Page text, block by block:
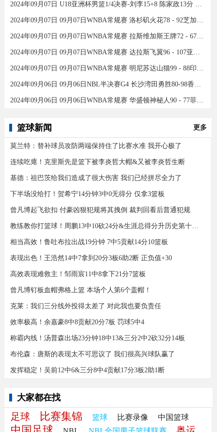
2024年09月07日 U18亚洲杯男篮1/4决赛-刘李15+8 陈家政13分 中国46分大胜印度
2024年09月07日 09月07日WNBA常规赛 洛杉矶火花78 - 92芝加哥天空 全场集锦
2024年09月07日 09月07日WNBA常规赛 拉斯维加斯王牌72 - 67康涅狄格太阳 集锦
2024年09月07日 09月07日WNBA常规赛 达拉斯飞翼96 - 107亚特兰大梦想 全场集锦
2024年09月07日 09月07日WNBA常规赛 明尼苏达山猫99 - 88印第安纳狂热 全场集锦
2024年09月06日 09月06日NBL半决赛G4 长沙湾田勇胜80-98香港金牛 全场集锦
2024年09月06日 09月06日WNBA常规赛 华盛顿神秘人90 - 77菲尼克斯水星 全场集锦
篮球新闻 更多
莫兰特：替补球员攻防两端保持住了比赛水准 我开心极了
连续吃瘪！克里斯先是篮下被李炎哲大帽&又被李炎哲生断
基德：祖巴茨给我们造成了很大伤害 我们已经拼尽全力了
下半场没给打！贺希宁14分钟3中0无得分 仅拿3篮板
曾凡博起飞欲扣 付豪凶狠犯规将其拽倒 裁判回看后普通犯规
教练教你打篮球！周鹏13中10砍24分&生涯总得分升历史第十三！
相当高效！鲁吐布拉出战19分钟 7中5贡献14分10篮板
表现出色！王浩然14中7拿到20分3板6助2断 正负值+30
高效表现难救主！邹雨宸11中8拿下21分7篮板
曾凡博钉板血帽弗格上篮 本场个人第6个盖帽！
克莱：我们三分线外投得太差了 对此我也要负责任
效率极高！余嘉豪8中8贡献20分7板 罚球5中4
称霸内线！汤普森出场23分钟18中13&三分2中2砍32分14板
布伦森：唐斯的表现太不可思议了 我们很高兴球队赢了
发挥稳定！吴前12中6&三分8中4贡献17分3板2助1断
大家都在找
足球 比赛集锦 篮球 比赛录像 中国篮球